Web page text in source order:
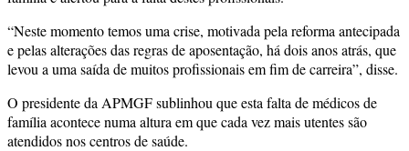
“Neste momento temos uma crise, motivada pela reforma antecipada
e pelas alterações das regras de aposentação, há dois anos atrás, que
levou a uma saída de muitos profissionais em fim de carreira”, disse.
O presidente da APMGF sublinhou que esta falta de médicos de
família acontece numa altura em que cada vez mais utentes são
atendidos nos centros de saúde.